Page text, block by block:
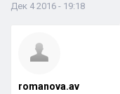
Дек 4 2016 - 19:18
romanova.av